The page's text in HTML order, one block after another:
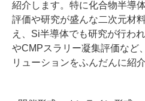
紹介します。特に化合物半導
評価や研究が盛んな二次元材
え、Si半導体でも研究が行わ
やCMPスラリー凝集評価など
リューションをふんだんに紹介